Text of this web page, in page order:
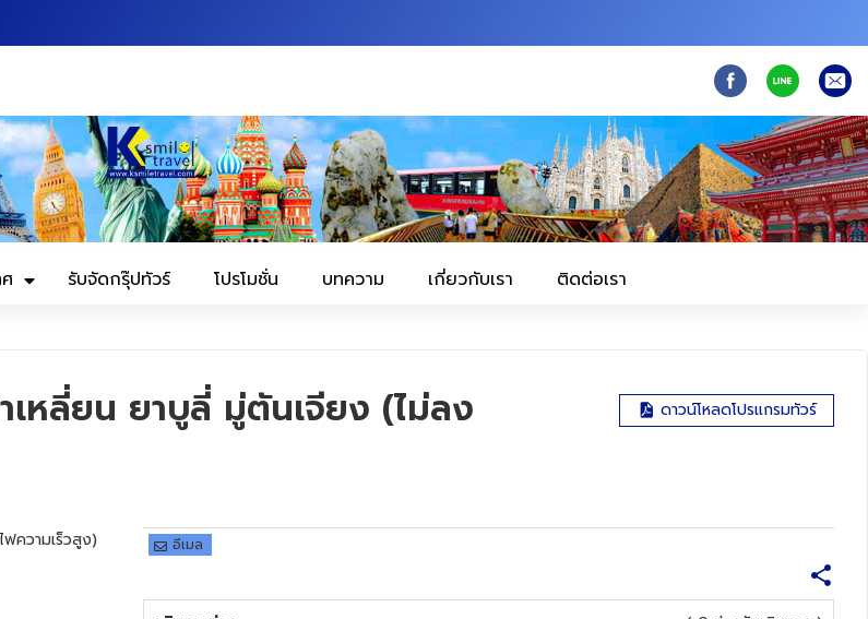
รับจัดกรุ๊ปทัวร์ โปรโมชั่น บทความ เกี่ยวกับเรา ติดต่อเรา
เหลี่ยน ยาบูลี่ มู่ตันเจียง (ไม่ลง
ดาวน์โหลดโปรแกรมทัวร์
อีเมล